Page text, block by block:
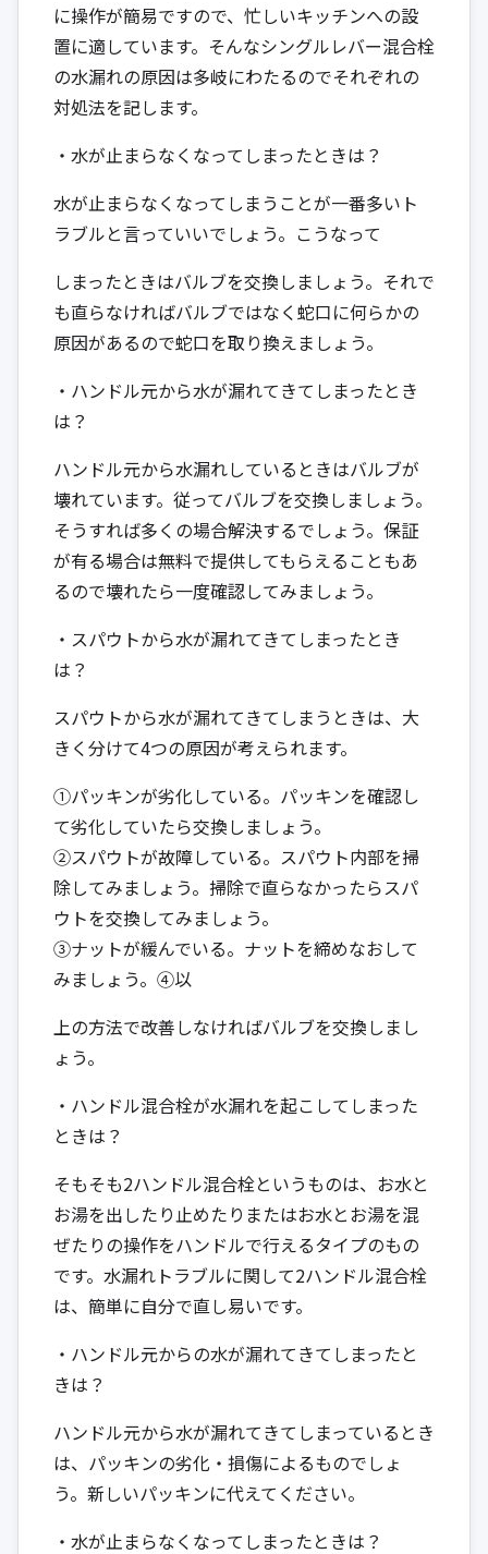
に操作が簡易ですので、忙しいキッチンへの設
置に適しています。そんなシングルレバー混合栓
の水漏れの原因は多岐にわたるのでそれぞれの
対処法を記します。
・水が止まらなくなってしまったときは？
水が止まらなくなってしまうことが一番多いト
ラブルと言っていいでしょう。こうなって
しまったときはバルブを交換しましょう。それで
も直らなければバルブではなく蛇口に何らかの
原因があるので蛇口を取り換えましょう。
・ハンドル元から水が漏れてきてしまったとき
は？
ハンドル元から水漏れしているときはバルブが
壊れています。従ってバルブを交換しましょう。
そうすれば多くの場合解決するでしょう。保証
が有る場合は無料で提供してもらえることもあ
るので壊れたら一度確認してみましょう。
・スパウトから水が漏れてきてしまったとき
は？
スパウトから水が漏れてきてしまうときは、大
きく分けて4つの原因が考えられます。
①パッキンが劣化している。パッキンを確認し
て劣化していたら交換しましょう。
②スパウトが故障している。スパウト内部を掃
除してみましょう。掃除で直らなかったらスパ
ウトを交換してみましょう。
③ナットが緩んでいる。ナットを締めなおして
みましょう。④以
上の方法で改善しなければバルブを交換しまし
ょう。
・ハンドル混合栓が水漏れを起こしてしまった
ときは？
そもそも2ハンドル混合栓というものは、お水と
お湯を出したり止めたりまたはお水とお湯を混
ぜたりの操作をハンドルで行えるタイプのもの
です。水漏れトラブルに関して2ハンドル混合栓
は、簡単に自分で直し易いです。
・ハンドル元からの水が漏れてきてしまったと
きは？
ハンドル元から水が漏れてきてしまっているとき
は、パッキンの劣化・損傷によるものでしょ
う。新しいパッキンに代えてください。
・水が止まらなくなってしまったときは？